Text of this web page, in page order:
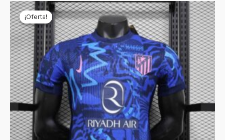
¡Oferta!
¡Oferta!
El
precio
original
era:
€69,90.
El
precio
actual
es:
€24,90.